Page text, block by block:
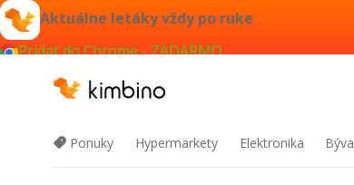
Aktuálne letáky vždy po ruke
Pridať do Chrome - ZADARMO
Ponuky Hypermarkety Elektronika